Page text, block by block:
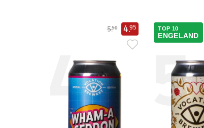
4
5.50 4.95
5
TOP 10
ENGELAND